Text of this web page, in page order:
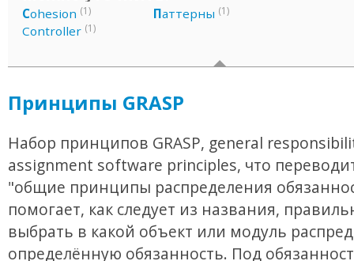
Cohesion (1)
Controller (1)
Паттерны (1)
Принципы GRASP
Набор принципов GRASP, general
assignment software principles, что
"общие принципы распределения
помогает, как следует из названия,
выбрать в какой объект или модуль
определённую обязанность. Под